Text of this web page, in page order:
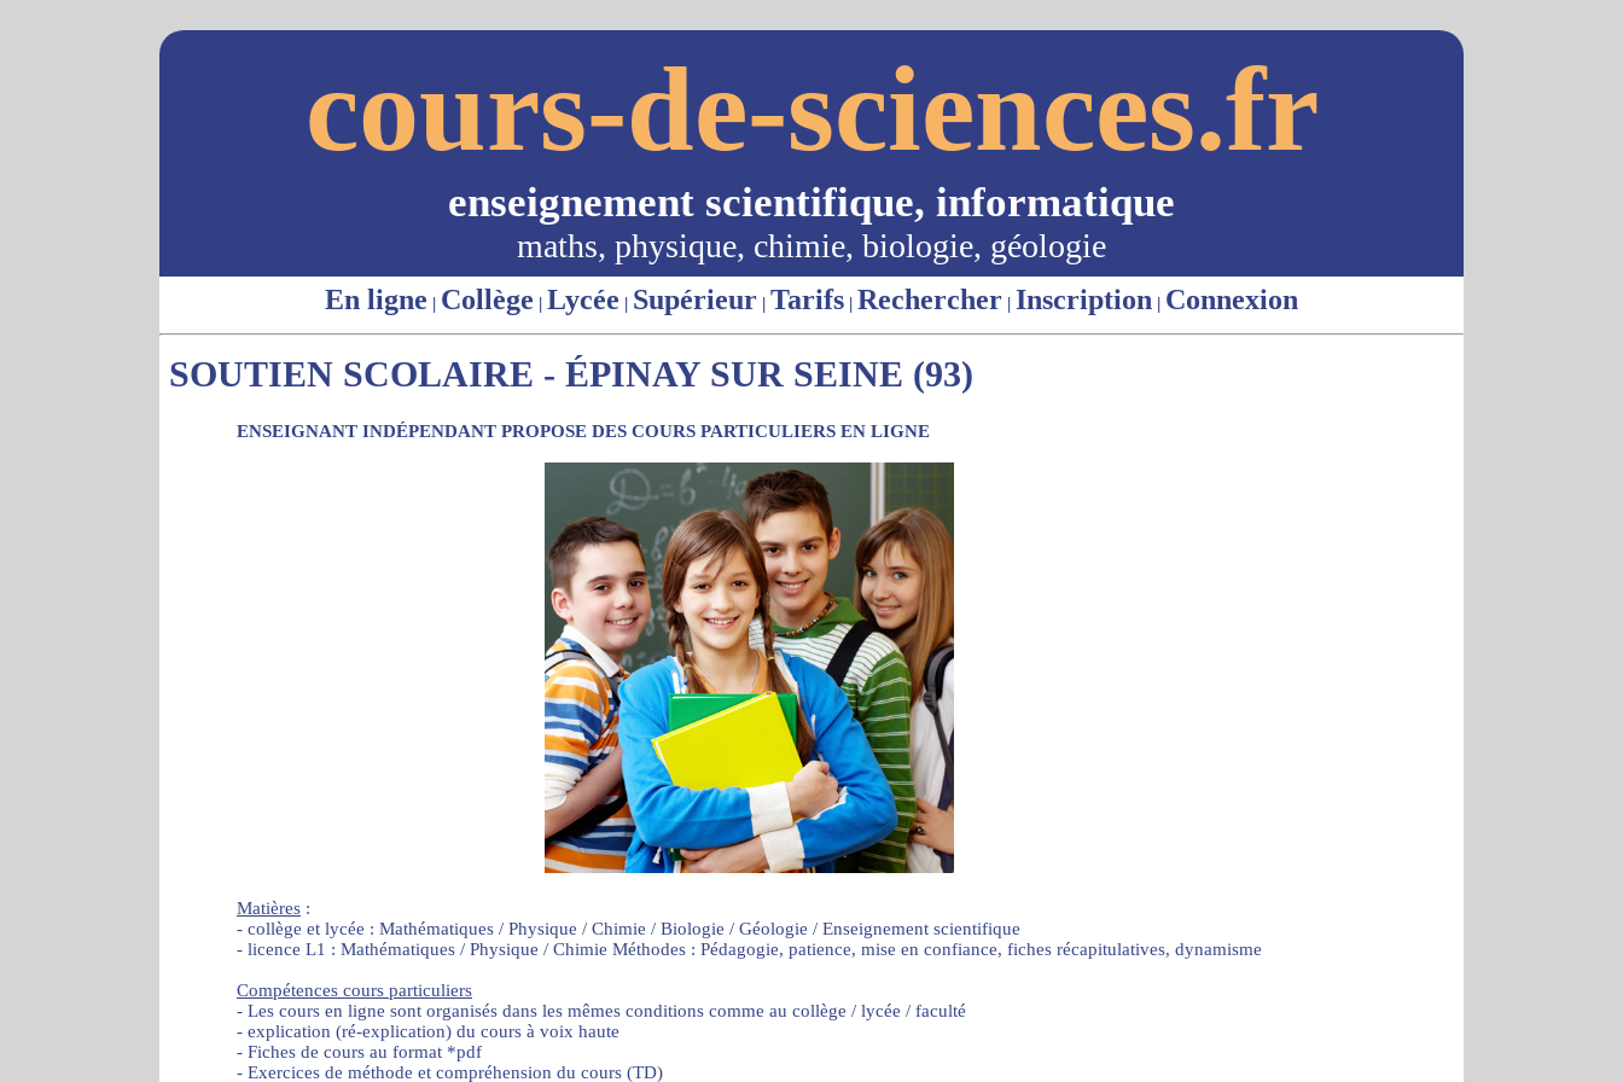
cours-de-sciences.fr
enseignement scientifique, informatique
maths, physique, chimie, biologie, géologie
En ligne | Collège | Lycée | Supérieur | Tarifs | Rechercher | Inscription | Connexion
SOUTIEN SCOLAIRE - ÉPINAY SUR SEINE (93)
ENSEIGNANT INDÉPENDANT PROPOSE DES COURS PARTICULIERS EN LIGNE
Matières :
- collège et lycée : Mathématiques / Physique / Chimie / Biologie / Géologie / Enseignement scientifique
- licence L1 : Mathématiques / Physique / Chimie Méthodes : Pédagogie, patience, mise en confiance, fiches récapitulatives, dynamisme
Compétences cours particuliers
- Les cours en ligne sont organisés dans les mêmes conditions comme au collège / lycée / faculté
- explication (ré-explication) du cours à voix haute
- Fiches de cours au format *pdf
- Exercices de méthode et compréhension du cours (TD)